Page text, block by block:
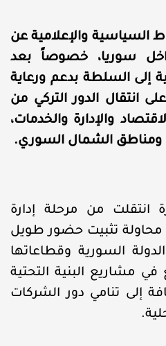
السياسية والإعلامية عن
داخل سوريا، خصوصاً بعد
إلى السلطة بدعم ورعاية
انتقال الدور التركي من
والإدارة والخدمات،
ومناطق الشمال السوري.
انتقلت من مرحلة إدارة
محاولة تثبيت حضور طويل
السورية وقطاعاتها
في مشاريع البنية التحتية
إلى تنامي دور الشركات